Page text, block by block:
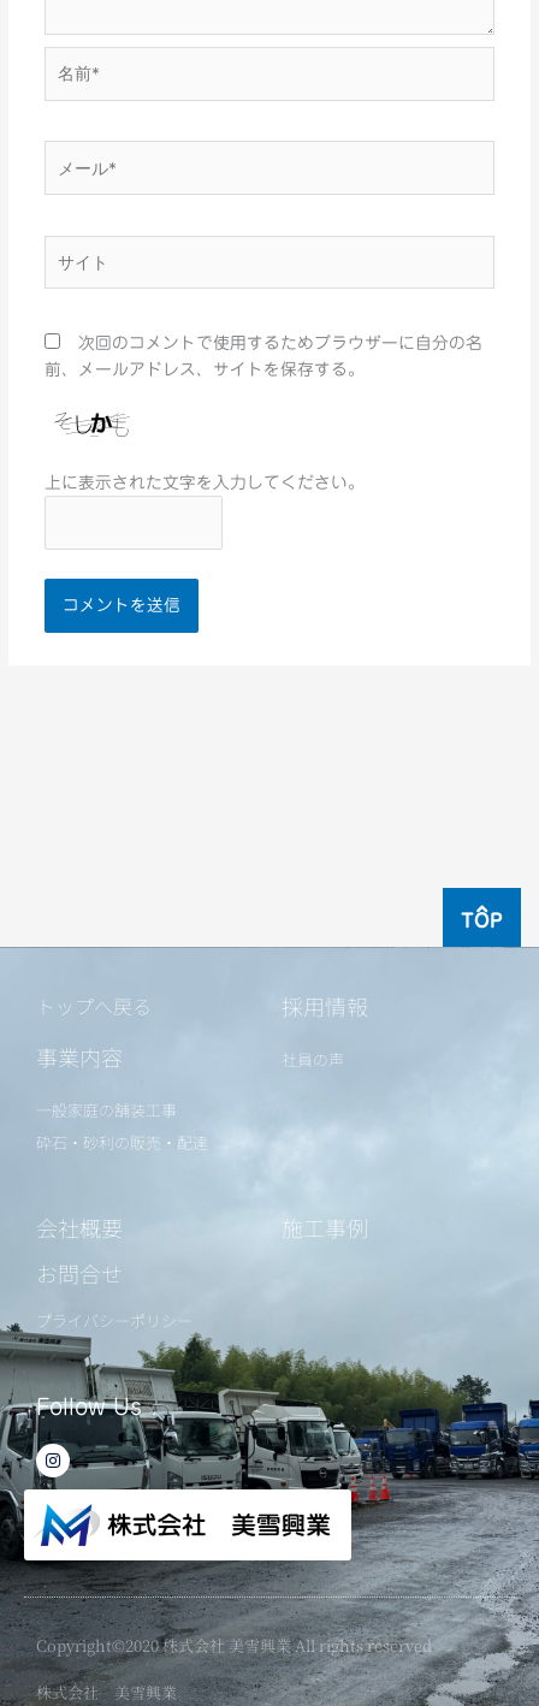
ー
*
次回のコメントで使用するためブラウザーに自分の名
前、メールアドレス、サイトを保存する。
上に表示された文字を入力してください。
TOP
トップへ戻る
事業内容
一般家庭の舗装工事
砕石・砂利の販売・配達
採用情報
社員の声
会社概要
施工事例
お問合せ
プライバシーポリシー
Follow Us
I
n
s
a
g
a
m
Copyright©2020 株式会社 美雪興業 All rights reserved
株式会社 美雪興業